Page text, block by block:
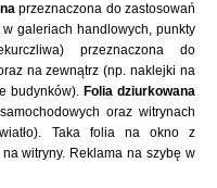
przeznaczona do zastosowań
galeriach handlowych, punkty
przeznaczona do
na zewnątrz (np. naklejki na
budynków). Folia dziurkowana
oraz witrynach
Taka folia na okno z
witryny. Reklama na szybę w